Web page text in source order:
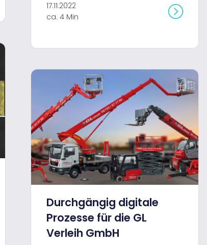
17.11.2022
ca. 4 Min
Durchgängig digitale
Prozesse für die GL
Verleih GmbH